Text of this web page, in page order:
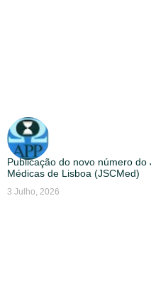
Publicação do novo número
Médicas de Lisboa (JSCMed)
3 Julho, 2026